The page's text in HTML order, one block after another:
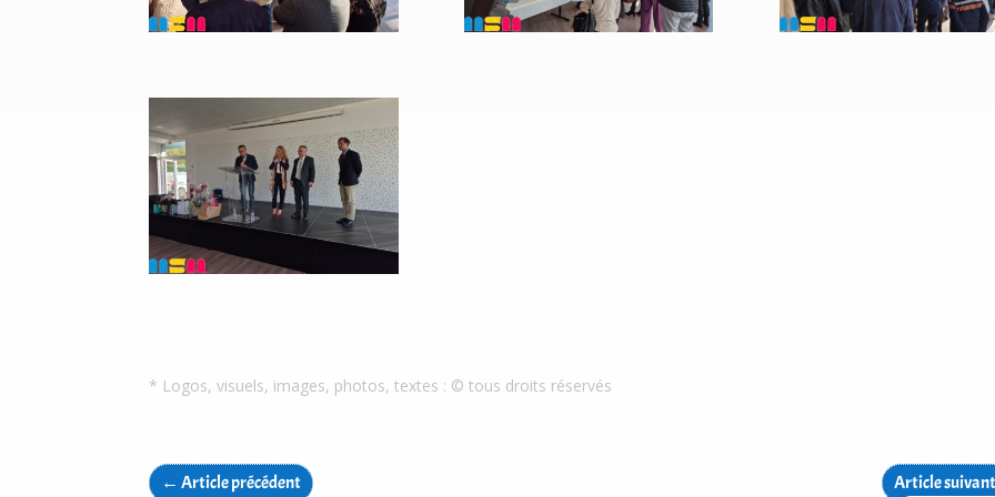
* Logos, visuels, images, photos, textes : © tous droits réservés
←Article précédent Article suivant